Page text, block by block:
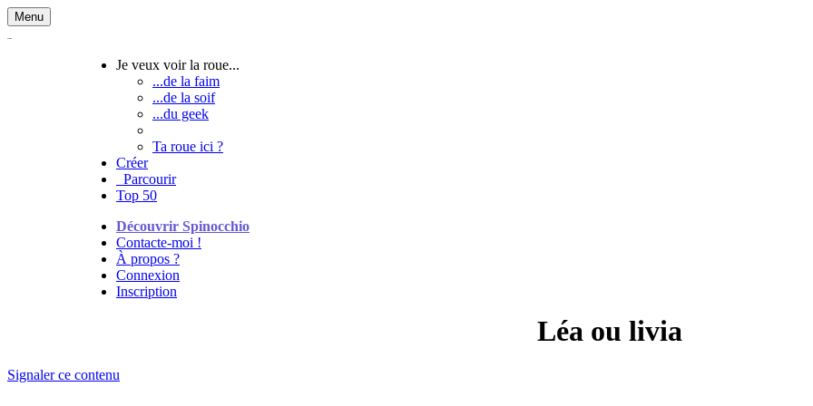
Menu
Je veux voir la roue...
...de la faim
...de la soif
...du geek
Ta roue ici ?
Créer
Parcourir
Top 50
Découvrir Spinocchio
Contacte-moi !
À propos ?
Connexion
Inscription
Léa ou livia
Signaler ce contenu